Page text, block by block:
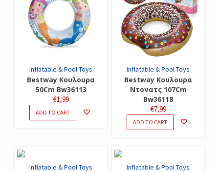
Inflatable & Pool Toys
Bestway Κουλουρα
50Cm Bw36113
€1,99
ADD TO CART
Inflatable & Pool Toys
Bestway Κουλουρα
Ντονατς 107Cm
Bw36118
€7,99
ADD TO CART
Inflatable & Pool Toys Inflatable & Pool Toys